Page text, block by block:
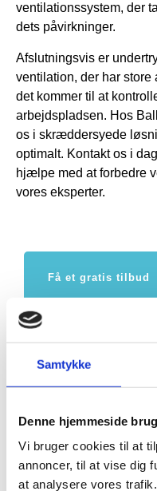
Samtykke
Denne hjemmeside
Vi bruger cookies til at
annoncer, til at vise dig
at analysere vores
ventilationssystem, der
dets påvirkninger.
Afslutningsvis er
ventilation, der har
det kommer til at
arbejdspladsen. Hos
os i skræddersyede
optimalt. Kontakt os i
hjælpe med at forbedre
vores eksperter.
Få et gratis tilbud
30 31 32 03
Nyttig viden